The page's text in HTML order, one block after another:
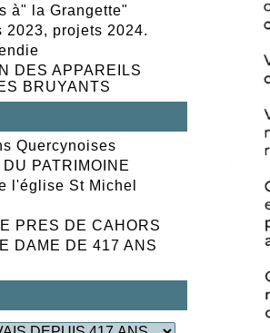
à" la Grangette"
2023, projets 2024.
DES APPAREILS
BRUYANTS
Quercynoises
PATRIMOINE
l'église St Michel
PRES DE CAHORS
DAME DE 417 ANS